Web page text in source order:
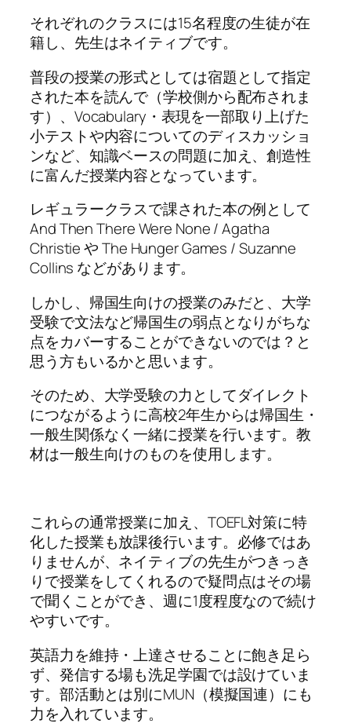
それぞれのクラスには15名程度の生徒が在
籍し、先生はネイティブです。
普段の授業の形式としては宿題として指定
された本を読んで（学校側から配布されま
す）、Vocabulary・表現を一部取り上げた
小テストや内容についてのディスカッショ
ンなど、知識ベースの問題に加え、創造性
に富んだ授業内容となっています。
レギュラークラスで課された本の例として
And Then There Were None / Agatha
Christie や The Hunger Games / Suzanne
Collins などがあります。
しかし、帰国生向けの授業のみだと、大学
受験で文法など帰国生の弱点となりがちな
点をカバーすることができないのでは？と
思う方もいるかと思います。
そのため、大学受験の力としてダイレクト
につながるように高校2年生からは帰国生・
一般生関係なく一緒に授業を行います。教
材は一般生向けのものを使用します。
これらの通常授業に加え、TOEFL対策に特
化した授業も放課後行います。必修ではあ
りませんが、ネイティブの先生がつきっき
りで授業をしてくれるので疑問点はその場
で聞くことができ、週に1度程度なので続け
やすいです。
英語力を維持・上達させることに飽き足ら
ず、発信する場も洗足学園では設けていま
す。部活動とは別にMUN（模擬国連）にも
力を入れています。